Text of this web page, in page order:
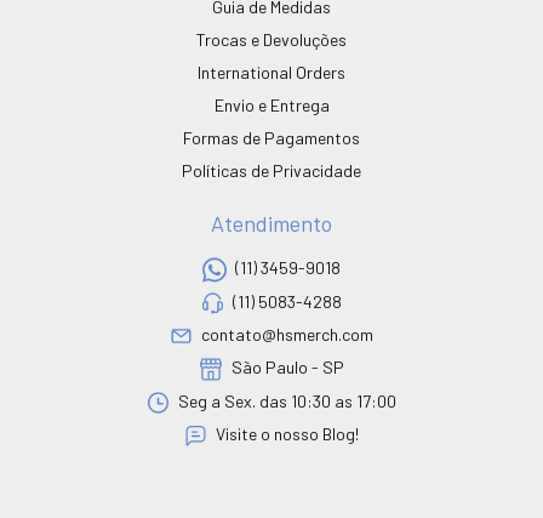
Guia de Medidas
Trocas e Devoluções
International Orders
Envio e Entrega
Formas de Pagamentos
Políticas de Privacidade
Atendimento
(11) 3459-9018
(11) 5083-4288
contato@hsmerch.com
São Paulo - SP
Seg a Sex. das 10:30 as 17:00
Visite o nosso Blog!